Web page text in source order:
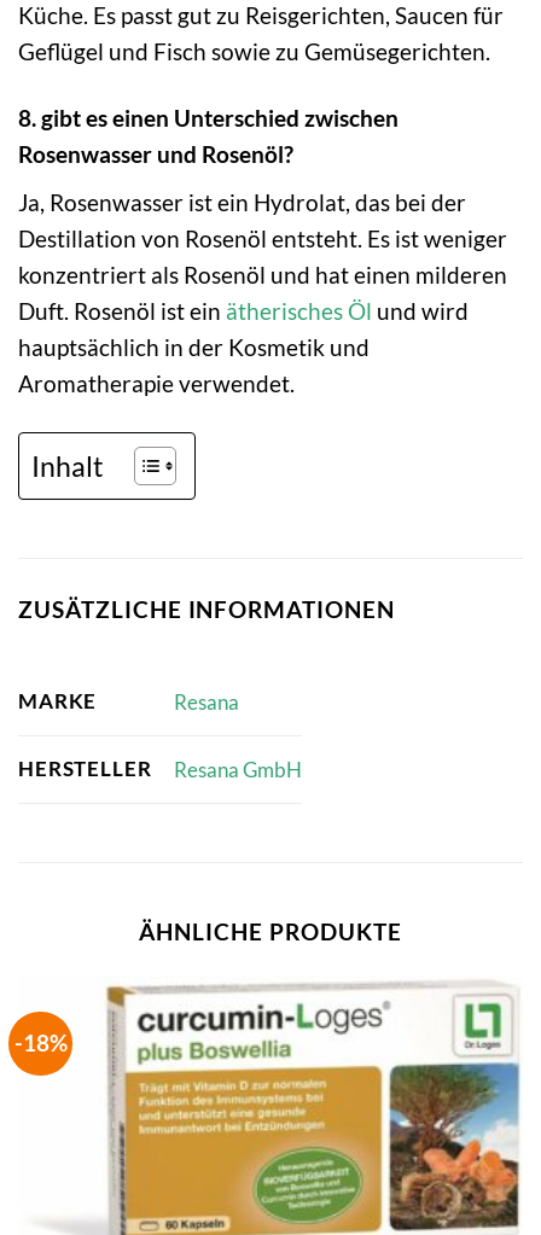
Küche. Es passt gut zu Reisgerichten, Saucen für
Geflügel und Fisch sowie zu Gemüsegerichten.
8. gibt es einen Unterschied zwischen
Rosenwasser und Rosenöl?
Ja, Rosenwasser ist ein Hydrolat, das bei der
Destillation von Rosenöl entsteht. Es ist weniger
konzentriert als Rosenöl und hat einen milderen
Duft. Rosenöl ist ein ätherisches Öl und wird
hauptsächlich in der Kosmetik und
Aromatherapie verwendet.
Inhalt
ZUSÄTZLICHE INFORMATIONEN
MARKE Resana
HERSTELLER Resana GmbH
ÄHNLICHE PRODUKTE
-18%